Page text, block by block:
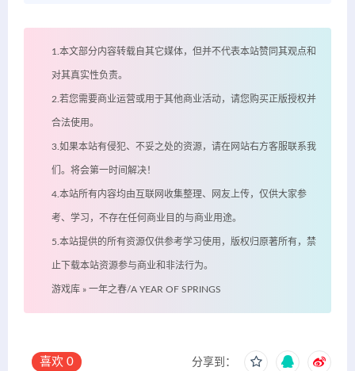
1.本文部分内容转载自其它媒体，但并不代表本站赞同其观点和
对其真实性负责。
2.若您需要商业运营或用于其他商业活动，请您购买正版授权并
合法使用。
3.如果本站有侵犯、不妥之处的资源，请在网站右方客服联系我
们。将会第一时间解决！
4.本站所有内容均由互联网收集整理、网友上传，仅供大家参
考、学习，不存在任何商业目的与商业用途。
5.本站提供的所有资源仅供参考学习使用，版权归原著所有，禁
止下载本站资源参与商业和非法行为。
游戏库 » 一年之春/A YEAR OF SPRINGS
喜欢 0 分享到：